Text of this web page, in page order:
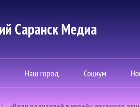
Саранск Mедиа
Наш город Социум